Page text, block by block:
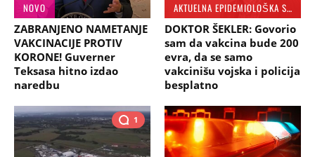
NOVO
ZABRANJENO NAMETANJE
VAKCINACIJE PROTIV
KORONE! Guverner
Teksasa hitno izdao
naredbu
AKTUELNA EPIDEMIOLOŠKA SITUACIJA
DOKTOR ŠEKLER: Govorio
sam da vakcina bude 200
evra, da se samo
vakcinišu vojska i policija
besplatno
1